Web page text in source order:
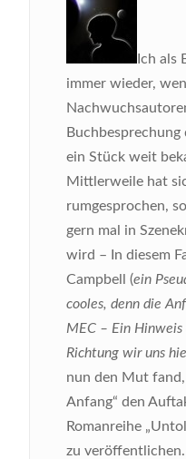
Ich als
immer wieder,
Buchbesprechung
ein Stück weit
Mittlerweile hat
rumgesprochen,
gern mal in
wird – In diesem
Campbell (ein
cooles, denn die
MEC – Ein
Richtung wir uns
nun den Mut
Anfang“ den
Romanreihe
zu